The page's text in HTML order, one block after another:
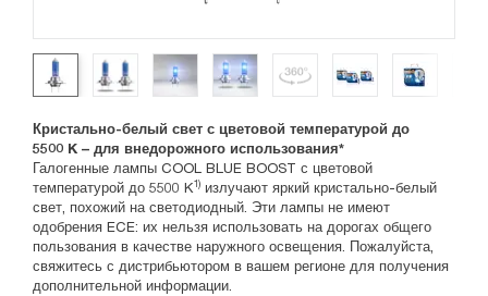
Кристально-белый свет с цветовой температурой до
5500 K – для внедорожного использования*
Галогенные лампы COOL BLUE BOOST с цветовой
температурой до 5500 K1) излучают яркий кристально-белый
свет, похожий на светодиодный. Эти лампы не имеют
одобрения ECE: их нельзя использовать на дорогах общего
пользования в качестве наружного освещения. Пожалуйста,
свяжитесь с дистрибьютором в вашем регионе для получения
дополнительной информации.